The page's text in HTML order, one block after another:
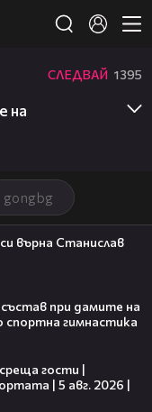
gongbg
СЛЕДВАЙ 1395
на
върна Станислав
състав при дамите на
спортна гимнастика
гости |
| 5 авг. 2026 |